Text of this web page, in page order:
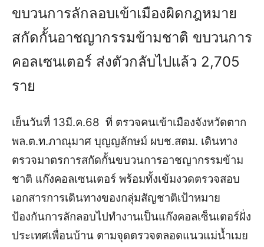
ขบวนการลักลอบเข้าเมืองผิดกฎหมาย
สกัดกั้นอาชญากรรมข้ามชาติ ขบวนการ
คอลเซนเตอร์ ส่งตัวกลับไปแล้ว 2,705
ราย
เย็นวันที่ 13มี.ค.68 ที่ ตรวจคนเข้าเมืองจังหวัดตาก
พล.ต.ท.ภาณุมาศ บุญญลักษม์ ผบช.สตม. เดินทาง
ตรวจมาตรการสกัดกั้นขบวนการอาชญากรรมข้าม
ชาติ แก๊งคอลเซนเตอร์ พร้อมทั้งเข้มงวดตรวจสอบ
เอกสารการเดินทางของกลุ่มสัญชาติเป้าหมาย
ป้องกันการลักลอบไปทำงานเป็นแก๊งคอลเซ็นเตอร์ฝั่ง
ประเทศเพื่อนบ้าน ตามจุดตรวจตลอดแนวแม่น้ำเมย